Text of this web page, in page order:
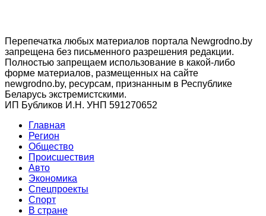
Перепечатка любых материалов портала Newgrodno.by
запрещена без письменного разрешения редакции.
Полностью запрещаем использование в какой-либо
форме материалов, размещенных на сайте
newgrodno.by, ресурсам, признанным в Республике
Беларусь экстремистскими.
ИП Бубликов И.Н. УНП 591270652
Главная
Регион
Общество
Происшествия
Авто
Экономика
Спецпроекты
Cпорт
В стране